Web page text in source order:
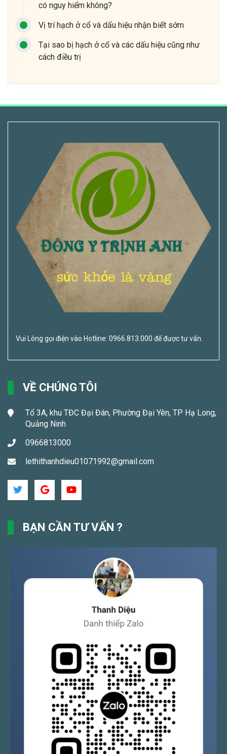
có nguy hiểm không?
Vị trí hạch ở cổ và dấu hiệu nhận biết sớm
Tại sao bị hạch ở cổ và các dấu hiệu cũng như
cách điều trị
Vui Lòng gọi điện vào Hotline: 0966.813.000 để được tư vấn.
VỀ CHÚNG TÔI
Tổ 3A, khu TĐC Đại Đán, Phường Đại Yên, TP Hạ Long,
Quảng Ninh
0966813000
lethithanhdieu01071992@gmail.com
BẠN CẦN TƯ VẤN ?